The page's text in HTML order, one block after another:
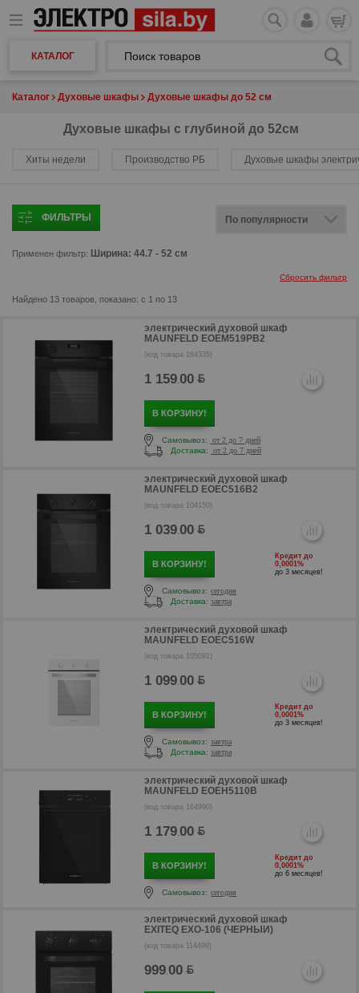
КАТАЛОГ
Каталог Духовые шкафы Духовые шкафы до 52 см
Духовые шкафы с глубиной до 52см
Хиты недели Производство РБ Духовые шкафы
ФИЛЬТРЫ
Применен фильтр: Ширина: 44.7 - 52 см
Сбросить фильтр
Найдено 13 товаров, показано: с 1 по 13
электрический духовой шкаф
MAUNFELD EOEM519PB2
(код товара 164335)
1 159.00
р
В КОРЗИНУ!
Самовывоз:
от 2 до 7 дней
Доставка:
от 2 до 7 дней
электрический духовой шкаф
MAUNFELD EOEC516B2
(код товара 104150)
1 039.00
В КОРЗИНУ!
Кредит до
0,0001%
до 3 месяцев!
Самовывоз: сегодня
Доставка: завтра
электрический духовой шкаф
MAUNFELD EOEC516W
(код товара 105091)
1 099.00
В КОРЗИНУ!
Кредит до
0,0001%
до 3 месяцев!
Самовывоз: завтра
Доставка: завтра
электрический духовой шкаф
MAUNFELD EOEH5110B
(код товара 164990)
1 179.00
В КОРЗИНУ!
Кредит до
0,0001%
до 6 месяцев!
Самовывоз: сегодня
электрический духовой шкаф
EXITEQ EXO-106 (ЧЕРНЫЙ)
(код товара 114499)
999.00